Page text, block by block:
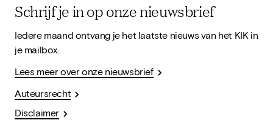
Schrijf je in op onze nieuwsbrief
Iedere maand ontvang je het laatste nieuws van het KIK in
je mailbox.
Lees meer over onze nieuwsbrief
Auteursrecht
Disclaimer